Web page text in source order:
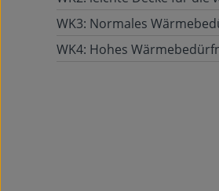
WK3: Normales
WK4: Hohes